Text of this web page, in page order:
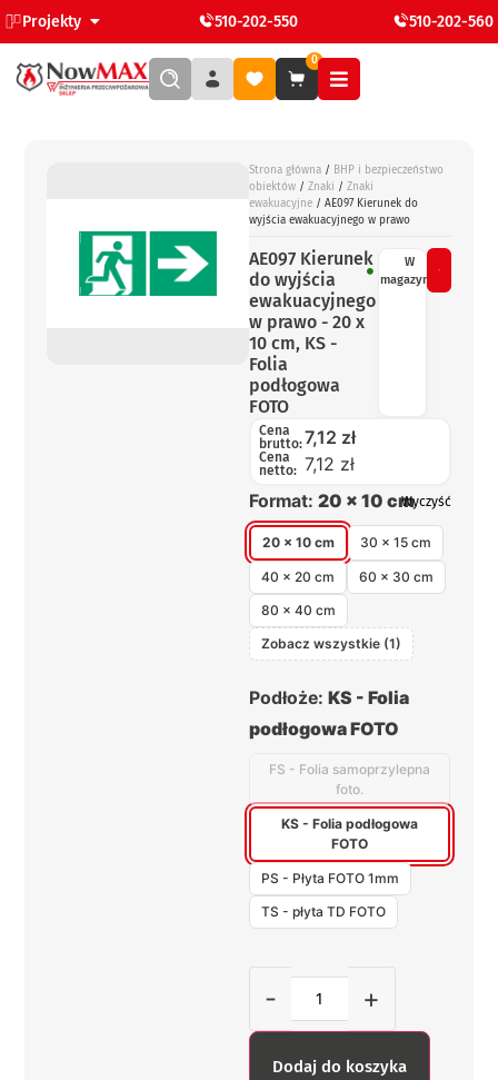
Projekty 510-202-550 510-202-560
0
Strona główna / BHP i bezpieczeństwo
obiektów / Znaki / Znaki
ewakuacyjne / AE097 Kierunek do
wyjścia ewakuacyjnego w prawo
AE097 Kierunek
do wyjścia
ewakuacyjnego
w prawo - 20 x
10 cm, KS -
Folia
podłogowa
FOTO
W
magazynie
Cena
brutto:7,12 zł
Cena
netto: 7,12 zł
Format: 20 x 10 cm
20 x 10 cm 30 x 15 cm
40 x 20 cm
60 x 30 cm
80 x 40 cm
Zobacz wszystkie (1)
Podłoże: KS - Folia
podłogowa FOTO
FS - Folia samoprzylepna
foto.
KS - Folia podłogowa
FOTO
PS - Płyta FOTO 1mm
TS - płyta TD FOTO
Wyczyść
- +
Dodaj do koszyka